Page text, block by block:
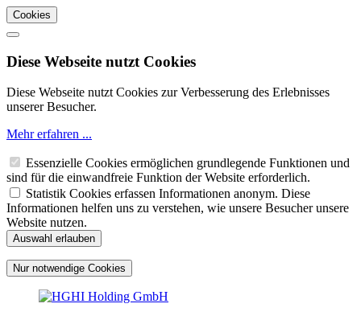
Cookies
Diese Webseite nutzt Cookies
Diese Webseite nutzt Cookies zur Verbesserung des Erlebnisses
unserer Besucher.
Mehr erfahren ...
Essenzielle Cookies ermöglichen grundlegende Funktionen und
sind für die einwandfreie Funktion der Website erforderlich.
Statistik Cookies erfassen Informationen anonym. Diese
Informationen helfen uns zu verstehen, wie unsere Besucher unsere
Website nutzen.